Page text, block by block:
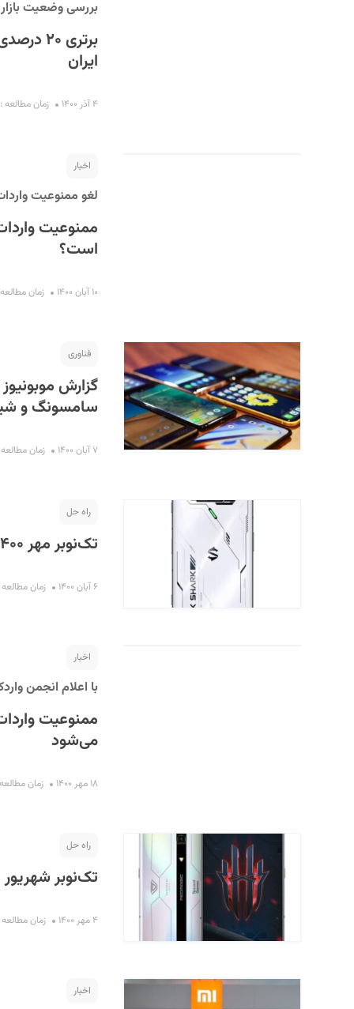
بررسی وضعیت بازار
برتری
ایران
۴ آذر ۱۴۰۰ زمان مطالعه : ۸ دقیقه
اخبار
لغو ممنوعیت واردات ۹ مدل دیگر از گوشی‌های
ممنوعیت
است؟
۱۰ آبان ۱۴۰۰ زمان مطالعه : ۲
فناوری
سامسونگ و
۷ آبان ۱۴۰۰ زمان مطالعه : ۵
راه حل
تک‌نوبر مهر ۱۴۰۰
۶ آبان ۱۴۰۰ زمان مطالعه : ۷
اخبار
با اعلام انجمن
می‌شود
۱۸ مهر ۱۴۰۰ زمان مطالعه : ۲
راه حل
تک‌نوبر شهریور ۱۴۰۰
۴ مهر ۱۴۰۰ زمان مطالعه : ۷
اخبار